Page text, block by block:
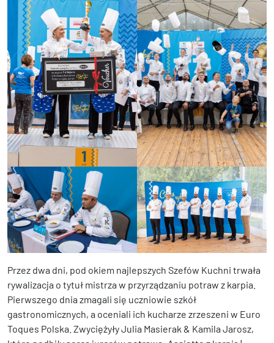
Przez dwa dni, pod okiem najlepszych Szefów Kuchni trwała
rywalizacja o tytuł mistrza w przyrządzaniu potraw z karpia.
Pierwszego dnia zmagali się uczniowie szkół
gastronomicznych, a oceniali ich kucharze zrzeszeni w Euro
Toques Polska. Zwyciężyły Julia Masierak & Kamila Jarosz,